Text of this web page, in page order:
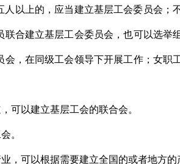
人以上的，应当建立基层工会委员会；
联合建立基层工会委员会，也可以选举
，在同级工会领导下开展工作；女职
可以建立基层工会的联合会。
。
，可以根据需要建立全国的或者地方的